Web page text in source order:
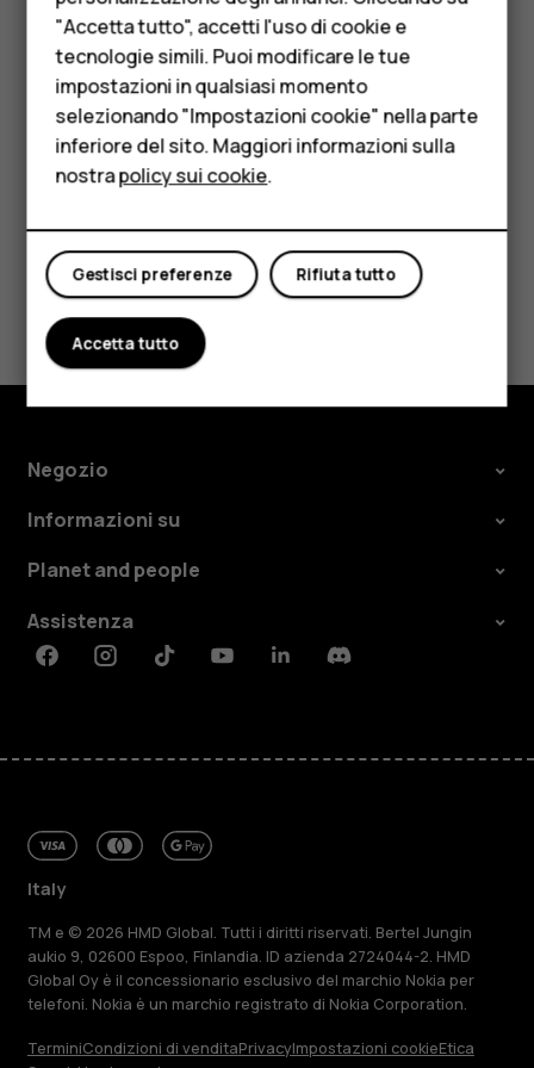
Accessori
HMD Terra M
Per le imprese
Tablet
Negozio
Il mio account
Importante: non rimuovere la scheda di memoria
quando è in uso, perché in tal modo potrebbero
danneggiarsi il dispositivo e la scheda, nonché i dati
memorizzati su di essa.
Ti è stato d'aiuto?
Sì
Negozio
Informazioni su
Planet and people
Assistenza
FacebookInstagramTiktokYoutubeLinkedinDiscord
Italy
TM e © 2026 HMD Global. Tutti i diritti riservati. Bertel Jungin
aukio 9, 02600 Espoo, Finlandia. ID azienda 2724044-2. HMD
Global Oy è il concessionario esclusivo del marchio Nokia per
telefoni. Nokia è un marchio registrato di Nokia Corporation.
TerminiCondizioni di venditaPrivacyImpostazioni cookieEtica
"Accetta tutto", accetti l'uso di cookie e
tecnologie simili. Puoi modificare le tue
impostazioni in qualsiasi momento
selezionando "Impostazioni cookie" nella parte
inferiore del sito. Maggiori informazioni sulla
nostrapolicy sui cookie.
Rifiuta tutto
Gestisci preferenze
Accetta tutto